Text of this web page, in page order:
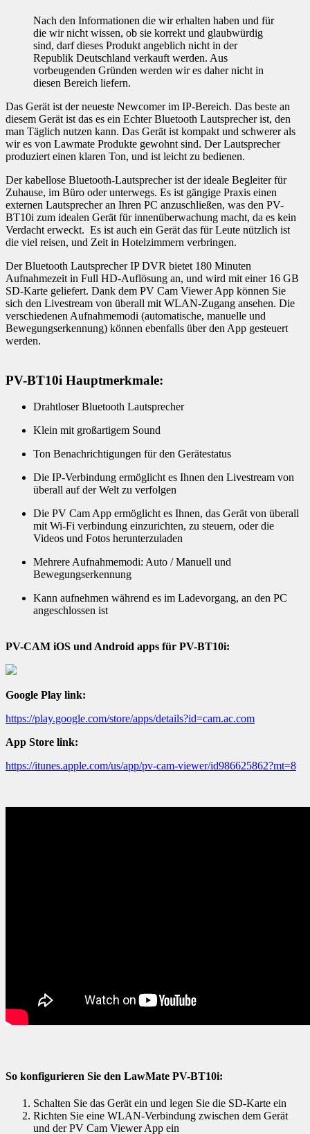
Nach den Informationen die wir erhalten haben und für
die wir nicht wissen, ob sie korrekt und glaubwürdig
sind, darf dieses Produkt angeblich nicht in der
Republik Deutschland verkauft werden. Aus
vorbeugenden Gründen werden wir es daher nicht in
diesen Bereich liefern.
Das Gerät ist der neueste Newcomer im IP-Bereich. Das beste an
diesem Gerät ist das es ein Echter Bluetooth Lautsprecher ist, den
man Täglich nutzen kann. Das Gerät ist kompakt und schwerer als
wir es von Lawmate Produkte gewohnt sind. Der Lautsprecher
produziert einen klaren Ton, und ist leicht zu bedienen.
Der kabellose Bluetooth-Lautsprecher ist der ideale Begleiter für
Zuhause, im Büro oder unterwegs. Es ist gängige Praxis einen
externen Lautsprecher an Ihren PC anzuschließen, was den PV-
BT10i zum idealen Gerät für innenüberwachung macht, da es kein
Verdacht erweckt. Es ist auch ein Gerät das für Leute nützlich ist
die viel reisen, und Zeit in Hotelzimmern verbringen.
Der Bluetooth Lautsprecher IP DVR bietet 180 Minuten
Aufnahmezeit in Full HD-Auflösung an, und wird mit einer 16 GB
SD-Karte geliefert. Dank dem PV Cam Viewer App können Sie
sich den Livestream von überall mit WLAN-Zugang ansehen. Die
verschiedenen Aufnahmemodi (automatische, manuelle und
Bewegungserkennung) können ebenfalls über den App gesteuert
werden.
PV-BT10i Hauptmerkmale:
Drahtloser Bluetooth Lautsprecher
Klein mit großartigem Sound
Ton Benachrichtigungen für den Gerätestatus
Die IP-Verbindung ermöglicht es Ihnen den Livestream von
überall auf der Welt zu verfolgen
Die PV Cam App ermöglicht es Ihnen, das Gerät von überall
mit Wi-Fi verbindung einzurichten, zu steuern, oder die
Videos und Fotos herunterzuladen
Mehrere Aufnahmemodi: Auto / Manuell und
Bewegungserkennung
Kann aufnehmen während es im Ladevorgang, an den PC
angeschlossen ist
PV-CAM iOS und Android apps für PV-BT10i:
Google Play link:
https://play.google.com/store/apps/details?id=cam.ac.com
App Store link:
https://itunes.apple.com/us/app/pv-cam-viewer/id986625862?mt=8
So konfigurieren Sie den LawMate PV-BT10i:
Schalten Sie das Gerät ein und legen Sie die SD-Karte ein
Richten Sie eine WLAN-Verbindung zwischen dem Gerät
und der PV Cam Viewer App ein